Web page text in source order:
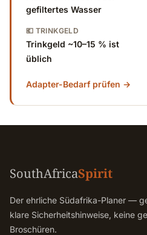
gefiltertes Wasser
💶 TRINKGELD
Trinkgeld ~10–15 % ist
üblich
Adapter-Bedarf prüfen →
SouthAfricaSpirit
Der ehrliche Südafrika-Planer —
klare Sicherheitshinweise, keine
Broschüren.